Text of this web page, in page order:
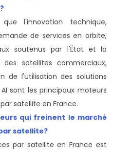
l'innovation technique,
de services en orbite,
soutenus par l'État et la
satellites commerciaux,
de l'utilisation des solutions
sont les principaux moteurs
satellite en France.
qui freinent le marché
satellite?
par satellite en France est